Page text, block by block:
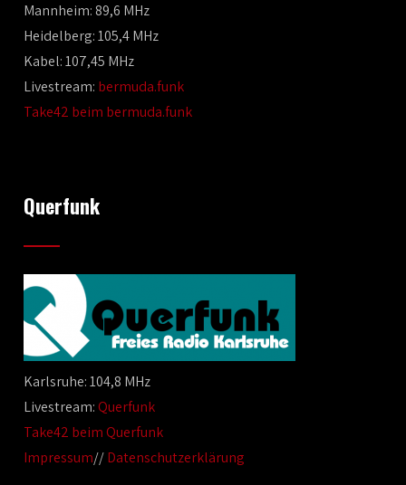
Mannheim: 89,6 MHz
Heidelberg: 105,4 MHz
Kabel: 107,45 MHz
Livestream: bermuda.funk
Take42 beim bermuda.funk
Querfunk
Karlsruhe: 104,8 MHz
Livestream:Querfunk
Take42 beim Querfunk
Impressum//Datenschutzerklärung